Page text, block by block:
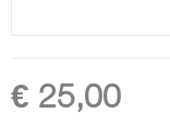
€ 25,00